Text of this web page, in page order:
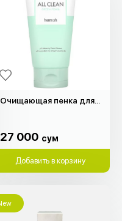
27 000 сум
Добавить в корзину